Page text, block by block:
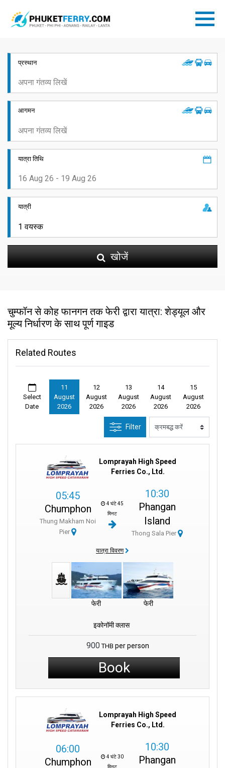
प्रस्थान
आगमन
यात्रा तिथि
यात्री
खोजें
चुम्फॉन से कोह फानगन तक फेरी द्वारा यात्रा: शेड्यूल और
मूल्य निर्धारण के साथ पूर्ण गाइड
Related Routes
Select
Date
11
August
2026
12
August
2026
13
August
2026
14
August
2026
15
August
2026
Filter
Lomprayah High Speed
Ferries Co., Ltd.
05:45
Chumphon
Thung Makham Noi
Pier
4 घंटे 45
मिनट
10:30
Phangan
Island
Thong Sala Pier
यात्रा विवरण
फेरी फेरी
इकोनॉमी क्लास
900 THB per person
Book
Lomprayah High Speed
Ferries Co., Ltd.
06:00
Chumphon
4 घंटे 30
मिनट
10:30
Phangan